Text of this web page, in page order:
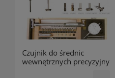
Czujnik do średnic
wewnętrznych precyzyjny